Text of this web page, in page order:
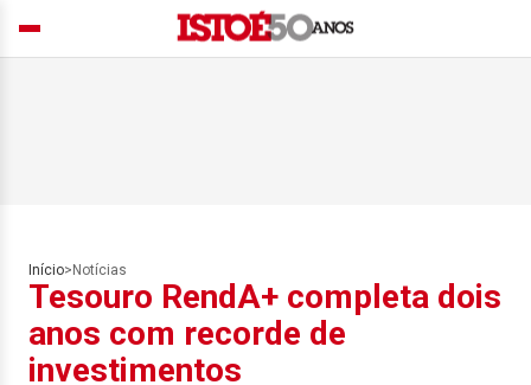
Início> Notícias
Tesouro RendA+ completa dois
anos com recorde de
investimentos